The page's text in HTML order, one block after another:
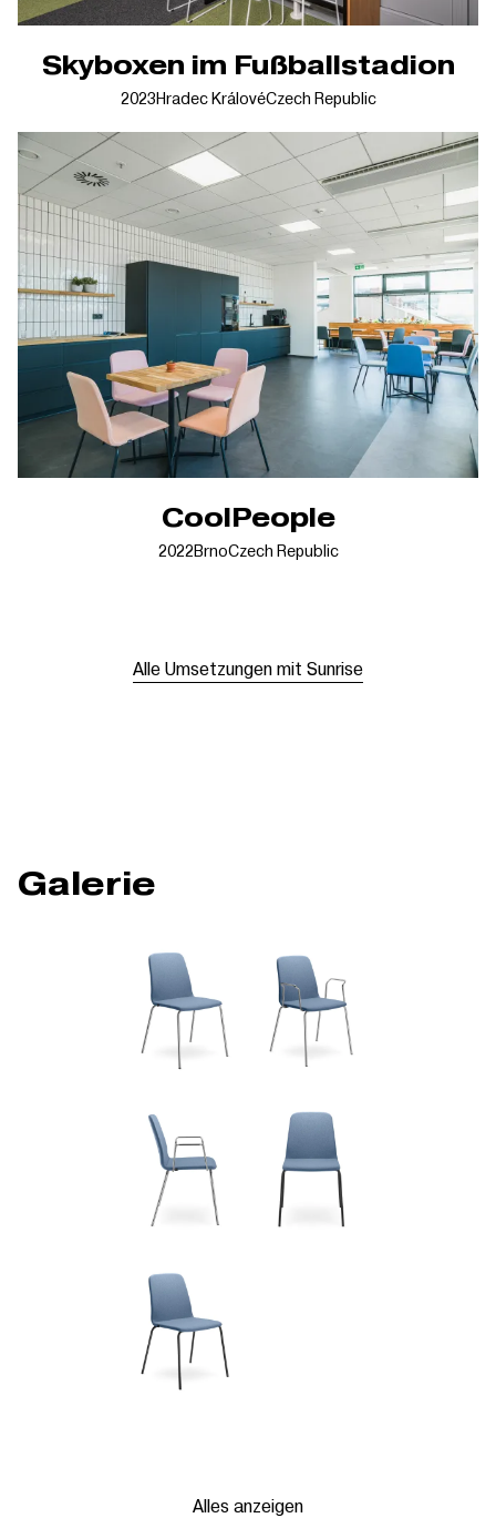
Skyboxen im Fußballstadion
2023Hradec KrálovéCzech Republic
CoolPeople
2022BrnoCzech Republic
Alle Umsetzungen mit Sunrise
Galerie
Alles anzeigen